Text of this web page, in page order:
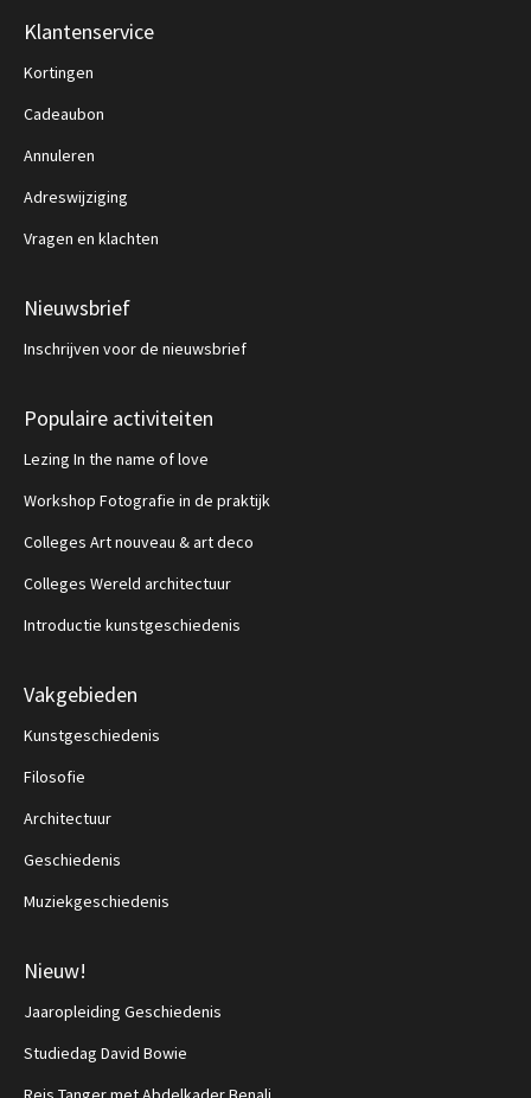
Klantenservice
Kortingen
Cadeaubon
Annuleren
Adreswijziging
Vragen en klachten
Nieuwsbrief
Inschrijven voor de nieuwsbrief
Populaire activiteiten
Lezing In the name of love
Workshop Fotografie in de praktijk
Colleges Art nouveau & art deco
Colleges Wereld architectuur
Introductie kunstgeschiedenis
Vakgebieden
Kunstgeschiedenis
Filosofie
Architectuur
Geschiedenis
Muziekgeschiedenis
Nieuw!
Jaaropleiding Geschiedenis
Studiedag David Bowie